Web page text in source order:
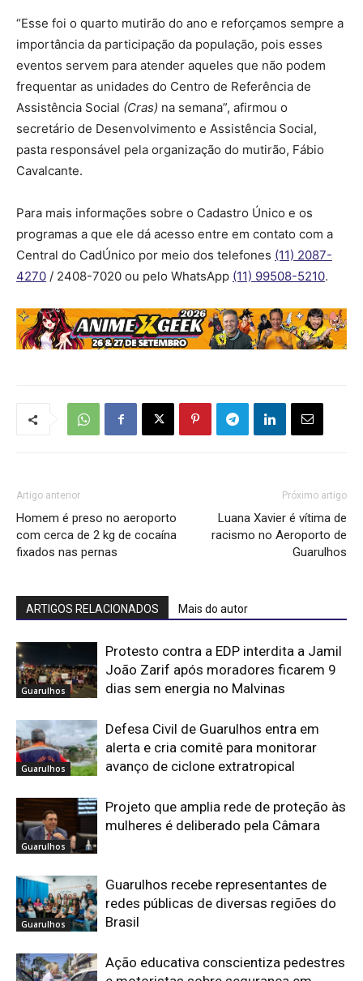
“Esse foi o quarto mutirão do ano e reforçamos sempre a
importância da participação da população, pois esses
eventos servem para atender aqueles que não podem
frequentar as unidades do Centro de Referência de
Assistência Social (Cras) na semana”, afirmou o
secretário de Desenvolvimento e Assistência Social,
pasta responsável pela organização do mutirão, Fábio
Cavalcante.
Para mais informações sobre o Cadastro Único e os
programas a que ele dá acesso entre em contato com a
Central do CadÚnico por meio dos telefones (11) 2087-
4270 / 2408-7020 ou pelo WhatsApp (11) 99508-5210.
Artigo anterior
Homem é preso no aeroporto
com cerca de 2 kg de cocaína
fixados nas pernas
Próximo artigo
Luana Xavier é vítima de
racismo no Aeroporto de
Guarulhos
ARTIGOS RELACIONADOS Mais do autor
Guarulhos
Protesto contra a EDP interdita a Jamil
João Zarif após moradores ficarem 9
dias sem energia no Malvinas
Guarulhos
Defesa Civil de Guarulhos entra em
alerta e cria comitê para monitorar
avanço de ciclone extratropical
Guarulhos
Projeto que amplia rede de proteção às
mulheres é deliberado pela Câmara
Guarulhos
Guarulhos recebe representantes de
redes públicas de diversas regiões do
Brasil
Ação educativa conscientiza pedestres